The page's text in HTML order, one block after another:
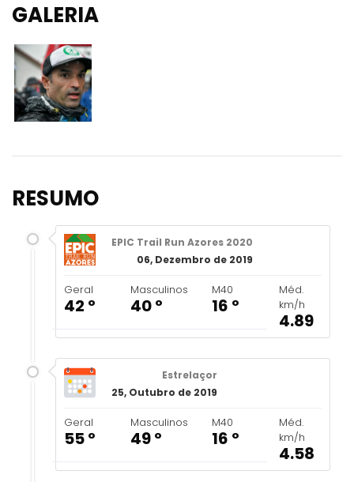
GALERIA
RESUMO
EPIC Trail Run Azores 2020
06, Dezembro de 2019
Geral
42 º
Masculinos
40 º
M40
16 º
Méd.
km/h
4.89
Estrelaçor
25, Outubro de 2019
Geral
55 º
Masculinos
49 º
M40
16 º
Méd.
km/h
4.58